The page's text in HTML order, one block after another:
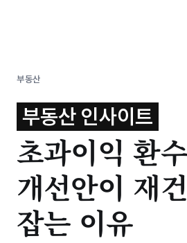
부동산
부동산 인사이트
초과이익 환
개선안이 재
잡는 이유